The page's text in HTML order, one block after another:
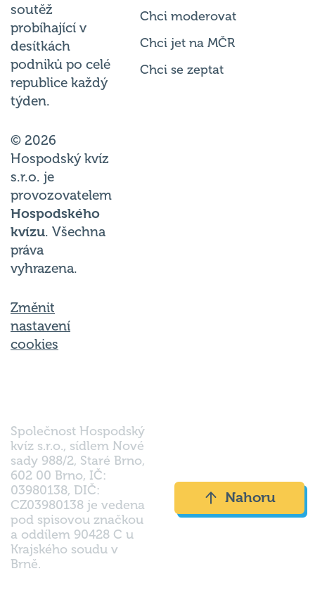
soutěž
probíhající v
desítkách
podniků po celé
republice každý
týden.
© 2026
Hospodský kvíz
s.r.o. je
provozovatelem
Hospodského
kvízu. Všechna
práva
vyhrazena.
Změnit
nastavení
cookies
Chci moderovat
Chci jet na MČR
Chci se zeptat
Společnost Hospodský
kvíz s.r.o., sídlem Nové
sady 988/2, Staré Brno,
602 00 Brno, IČ:
03980138, DIČ:
CZ03980138 je vedena
pod spisovou značkou
a oddílem 90428 C u
Krajského soudu v
Brně.
Nahoru